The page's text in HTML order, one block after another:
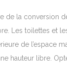
de la conversion
Les toilettes et
de l’espace
hauteur libre.